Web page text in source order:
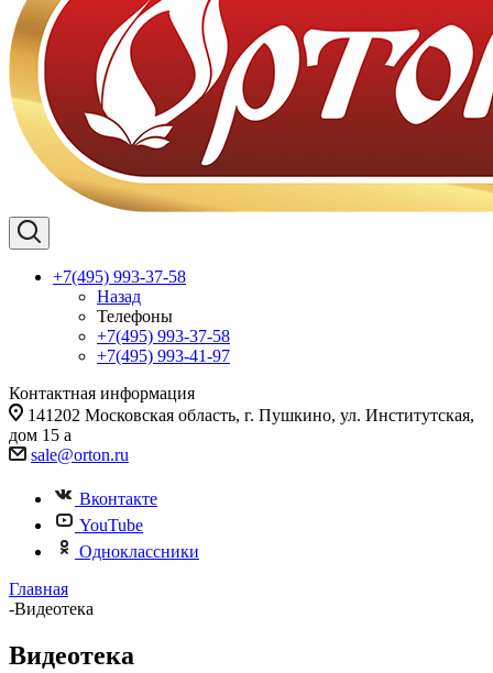
+7(495) 993-37-58
Назад
Телефоны
+7(495) 993-37-58
+7(495) 993-41-97
Контактная информация
141202 Московская область, г. Пушкино, ул. Институтская,
дом 15 а
sale@orton.ru
Вконтакте
YouTube
Одноклассники
Главная
-Видеотека
Видеотека